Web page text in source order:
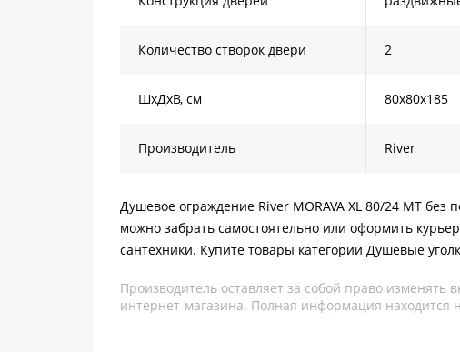
Количество створок двери 2
ШхДхВ, см 80х80х185
Производитель River
Душевое ограждение River MORAVA XL 80/24 МТ без
можно забрать самостоятельно или оформить
сантехники. Купите товары категории Душевые
Производитель оставляет за собой право
интернет-магазина. Полная информация находится